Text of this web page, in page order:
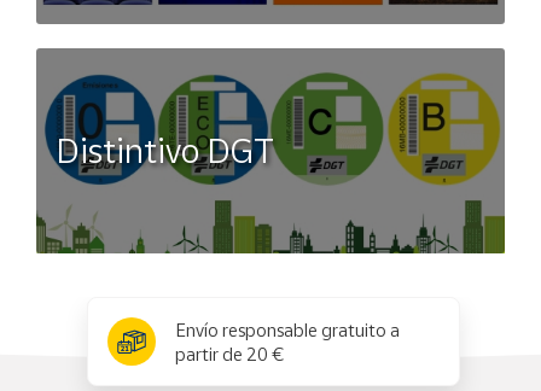
Distintivo DGT
Envío responsable gratuito a
partir de 20 €